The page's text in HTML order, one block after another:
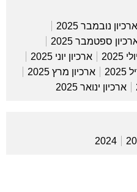
ארכיון נובמבר 2025
ספטמבר 2025
ארכיון יוני 2025
ארכיון מרץ 2025
ארכיון ינואר 2025
2024